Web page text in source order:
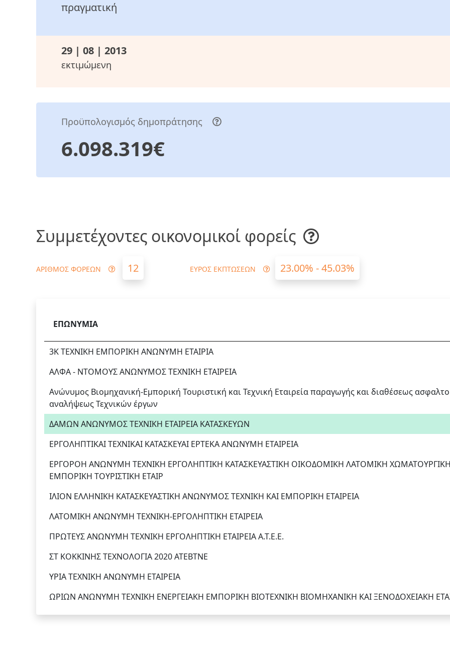
πραγματική
29 | 08 | 2013
εκτιμώμενη
Προϋπολογισμός δημοπράτησης
6.098.319€
Συμμετέχοντες οικονομικοί φορείς
ΑΡΙΘΜΟΣ ΦΟΡΕΩΝ 12 ΕΥΡΟΣ ΕΚΠΤΩΣΕΩΝ 23.00% - 45.03%
ΕΠΩΝΥΜΙΑ
3Κ ΤΕΧΝΙΚΗ ΕΜΠΟΡΙΚΗ ΑΝΩΝΥΜΗ ΕΤΑΙΡΙΑ
ΑΛΦΑ - ΝΤΟΜΟΥΣ ΑΝΩΝΥΜΟΣ ΤΕΧΝΙΚΗ ΕΤΑΙΡΕΙΑ
Ανώνυμος Βιομηχανική-Εμπορική Τουριστική και Τεχνική Εταιρεία παραγωγής και διαθέσεως
αναλήψεως Τεχνικών έργων
ΔΑΜΩΝ ΑΝΩΝΥΜΟΣ ΤΕΧΝΙΚΗ ΕΤΑΙΡΕΙΑ ΚΑΤΑΣΚΕΥΩΝ
ΕΡΓΟΛΗΠΤΙΚΑΙ ΤΕΧΝΙΚΑΙ ΚΑΤΑΣΚΕΥΑΙ ΕΡΤΕΚΑ ΑΝΩΝΥΜΗ ΕΤΑΙΡΕΙΑ
ΕΡΓΟΡΟΗ ΑΝΩΝΥΜΗ ΤΕΧΝΙΚΗ ΕΡΓΟΛΗΠΤΙΚΗ ΚΑΤΑΣΚΕΥΑΣΤΙΚΗ ΟΙΚΟΔΟΜΙΚΗ ΛΑΤΟΜΙΚΗ
ΕΜΠΟΡΙΚΗ ΤΟΥΡΙΣΤΙΚΗ ΕΤΑΙΡ
ΙΛΙΟΝ ΕΛΛΗΝΙΚΗ ΚΑΤΑΣΚΕΥΑΣΤΙΚΗ ΑΝΩΝΥΜΟΣ ΤΕΧΝΙΚΗ ΚΑΙ ΕΜΠΟΡΙΚΗ ΕΤΑΙΡΕΙΑ
ΛΑΤΟΜΙΚΗ ΑΝΩΝΥΜΗ ΤΕΧΝΙΚΗ-ΕΡΓΟΛΗΠΤΙΚΗ ΕΤΑΙΡΕΙΑ
ΠΡΩΤΕΥΣ ΑΝΩΝΥΜΗ ΤΕΧΝΙΚΗ ΕΡΓΟΛΗΠΤΙΚΗ ΕΤΑΙΡΕΙΑ Α.Τ.Ε.Ε.
ΣΤ ΚΟΚΚΙΝΗΣ ΤΕΧΝΟΛΟΓΙΑ 2020 ΑΤΕΒΤΝΕ
ΥΡΙΑ ΤΕΧΝΙΚΗ ΑΝΩΝΥΜΗ ΕΤΑΙΡΕΙΑ
ΩΡΙΩΝ ΑΝΩΝΥΜΗ ΤΕΧΝΙΚΗ ΕΝΕΡΓΕΙΑΚΗ ΕΜΠΟΡΙΚΗ ΒΙΟΤΕΧΝΙΚΗ ΒΙΟΜΗΧΑΝΙΚΗ ΚΑΙ ΞΕΝΟΔΟΧΕΙΑΚΗ